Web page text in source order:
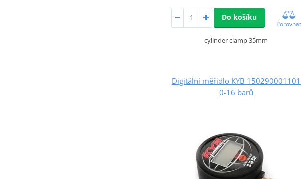
Do košíku
Porovnat
cylinder clamp 35mm
Digitální měřidlo KYB 150290001101
0-16 barů